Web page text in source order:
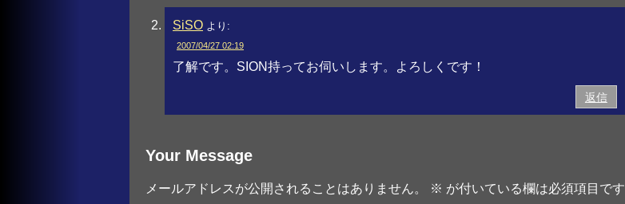
SiSO より:
2007/04/27 02:19
了解です。SION持ってお伺いします。よろしくです！
返信
Your Message
メールアドレスが公開されることはありません。 ※ が付いている欄は必須項目です